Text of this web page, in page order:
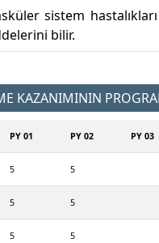
sistem
bilir.
KAZANIMININ
PY 01 PY 02 PY 03
5 5
5 5
5 5